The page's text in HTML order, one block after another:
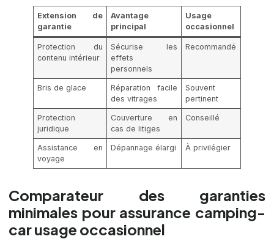
Extension de
garantie
Avantage
principal
Usage
occasionnel
Protection du
contenu intérieur
Sécurise les
effets
personnels
Recommandé
Bris de glace
Réparation facile
des vitrages
Souvent
pertinent
Protection
juridique
Couverture en
cas de litiges
Conseillé
Assistance en
voyage
Dépannage élargi À privilégier
Comparateur des garanties
minimales pour assurance camping-
car usage occasionnel